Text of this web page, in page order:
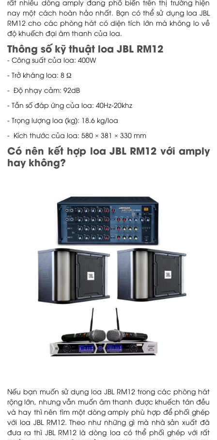
rất nhiều dòng amply đang phổ biến trên thị trường hiện
nay một cách hoàn hảo nhất. Bạn có thể sử dụng loa JBL
RM12 cho các phòng hát có diện tích lớn mà không lo về
độ khuếch đại âm thanh của loa.
Thông số kỹ thuật loa JBL RM12
- Công suất của loa: 400W
- Trở kháng loa: 8 Ω
- Độ nhạy cảm: 92dB
- Tần số đáp ứng của loa: 40Hz-20khz
- Trọng lượng loa (kg): 18.6 kg/loa
- Kích thước của loa: 580 × 381 × 330 mm
Có nên kết hợp loa JBL RM12 với amply
hay không?
Nếu bạn muốn sử dụng loa JBL RM12 trong các phòng hát
rộng lớn, nhưng vẫn muốn âm thanh được khuếch tán đều
và hay thì nên tìm một dòng amply phù hợp để phối ghép
với loa JBL RM12. Theo như những gì mà nhà sản xuất đã
đưa ra thì JBL RM12 là dòng loa có thể phối ghép với rất